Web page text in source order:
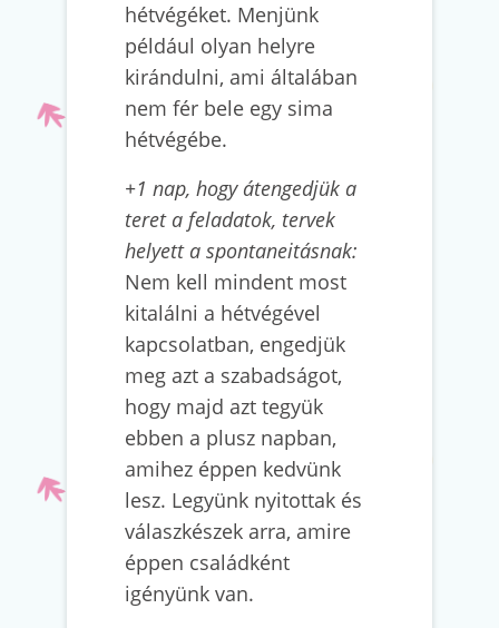
hétvégéket. Menjünk
például olyan helyre
kirándulni, ami általában
nem fér bele egy sima
hétvégébe.
+1 nap, hogy átengedjük a
teret a feladatok, tervek
helyett a spontaneitásnak:
Nem kell mindent most
kitalálni a hétvégével
kapcsolatban, engedjük
meg azt a szabadságot,
hogy majd azt tegyük
ebben a plusz napban,
amihez éppen kedvünk
lesz. Legyünk nyitottak és
válaszkészek arra, amire
éppen családként
igényünk van.